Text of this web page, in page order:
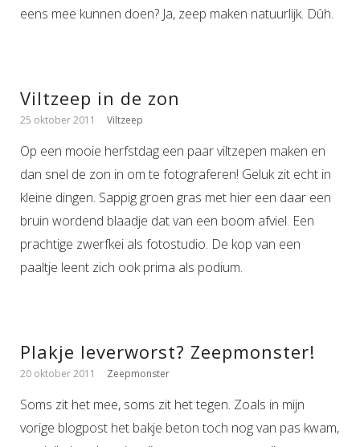
eens mee kunnen doen? Ja, zeep maken natuurlijk. Dûh.
Viltzeep in de zon
25 oktober 2011 Viltzeep
Op een mooie herfstdag een paar viltzepen maken en
dan snel de zon in om te fotograferen! Geluk zit echt in
kleine dingen. Sappig groen gras met hier een daar een
bruin wordend blaadje dat van een boom afviel. Een
prachtige zwerfkei als fotostudio. De kop van een
paaltje leent zich ook prima als podium.
Plakje leverworst? Zeepmonster!
20 oktober 2011 Zeepmonster
Soms zit het mee, soms zit het tegen. Zoals in mijn
vorige blogpost het bakje beton toch nog van pas kwam,